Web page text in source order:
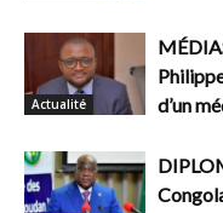
Actualité
d’un